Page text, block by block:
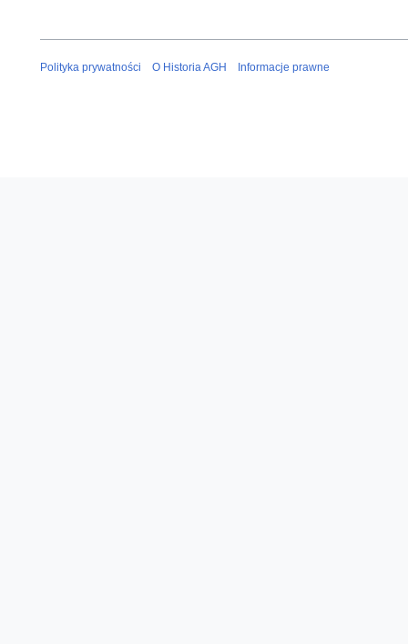
Polityka prywatności O Historia AGH Informacje prawne